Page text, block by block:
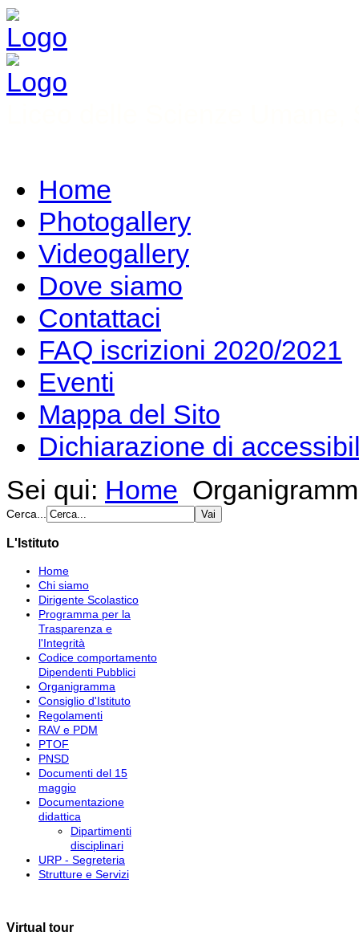
Home
Photogallery
Videogallery
Dove siamo
Contattaci
FAQ iscrizioni 2020/2021
Eventi
Mappa del Sito
Dichiarazione di
Sei qui: Home
Cerca...
L'Istituto
Home
Chi siamo
Dirigente Scolastico
Programma per la
Trasparenza e
l'Integrità
Codice comportamento
Dipendenti Pubblici
Organigramma
Consiglio d'Istituto
Regolamenti
RAV e PDM
PTOF
PNSD
Documenti del 15
maggio
Documentazione
didattica
Dipartimenti
disciplinari
URP - Segreteria
Strutture e Servizi
Virtual tour